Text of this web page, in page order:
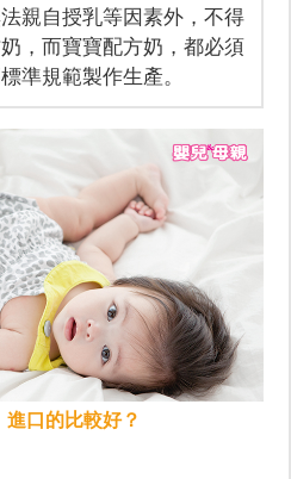
親自授乳等因素外，不得
，而寶寶配方奶，都必須
準規範製作生產。
口的比較好？